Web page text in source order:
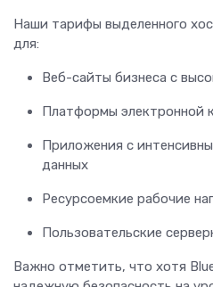
Наши тарифы выделенного
для:
Веб-сайты бизнеса с
Платформы электронной
Приложения с
данных
Ресурсоемкие рабочие
Пользовательские
Важно отметить, что хотя